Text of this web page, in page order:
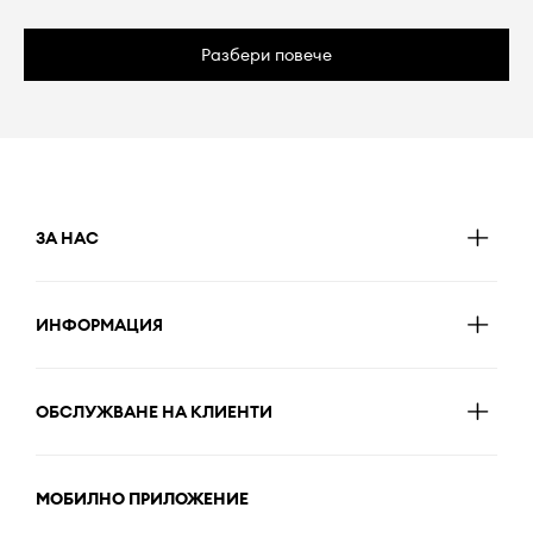
Разбери повече
ЗА НАС
ИНФОРМАЦИЯ
ОБСЛУЖВАНЕ НА КЛИЕНТИ
МОБИЛНО ПРИЛОЖЕНИЕ